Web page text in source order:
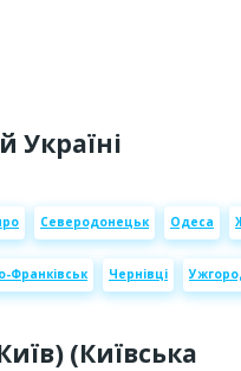
Україні
Северодонецьк Одеса
Франківськ Чернівці
(Київська